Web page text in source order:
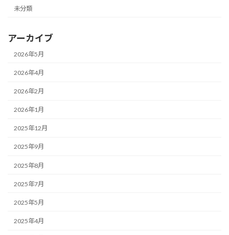
未分類
アーカイブ
2026年5月
2026年4月
2026年2月
2026年1月
2025年12月
2025年9月
2025年8月
2025年7月
2025年5月
2025年4月